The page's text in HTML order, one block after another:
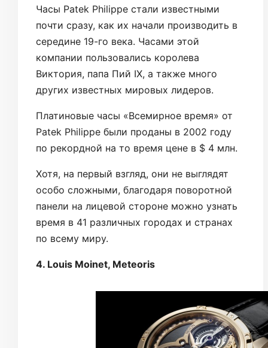
Часы Patek Philippe стали известными
почти сразу, как их начали производить в
середине 19-го века. Часами этой
компании пользовались королева
Виктория, папа Пий IX, а также много
других известных мировых лидеров.
Платиновые часы «Всемирное время» от
Patek Philippe были проданы в 2002 году
по рекордной на то время цене в $ 4 млн.
Хотя, на первый взгляд, они не выглядят
особо сложными, благодаря поворотной
панели на лицевой стороне можно узнать
время в 41 различных городах и странах
по всему миру.
4. Louis Moinet, Meteoris